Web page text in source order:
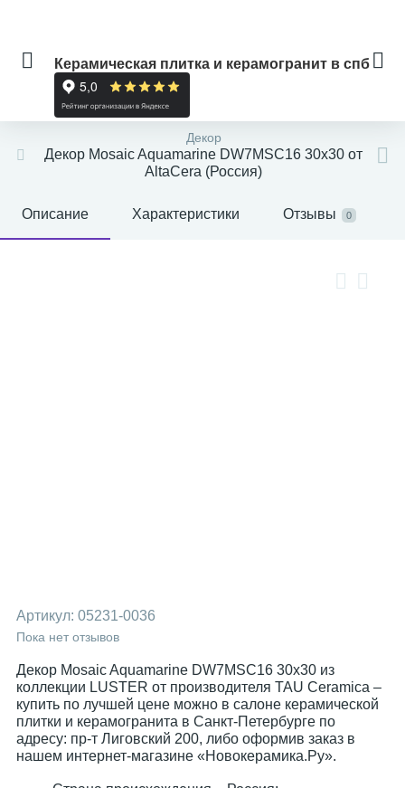
Керамическая плитка и керамогранит в спб
Декор
Декор Mosaic Aquamarine DW7MSC16 30x30 от
AltaCera (Россия)
Описание Характеристики Отзывы 0
Артикул: 05231-0036
Пока нет отзывов
Декор Mosaic Aquamarine DW7MSC16 30x30 из
коллекции LUSTER от производителя TAU Ceramica –
купить по лучшей цене можно в салоне керамической
плитки и керамогранита в Санкт-Петербурге по
адресу: пр-т Лиговский 200, либо оформив заказ в
нашем интернет-магазине «Новокерамика.Ру».